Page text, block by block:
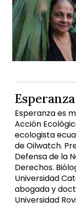
Esperanza es
Acción
ecologista
de Oilwatch.
Defensa de la
Derechos.
Universidad
abogada y
Universidad